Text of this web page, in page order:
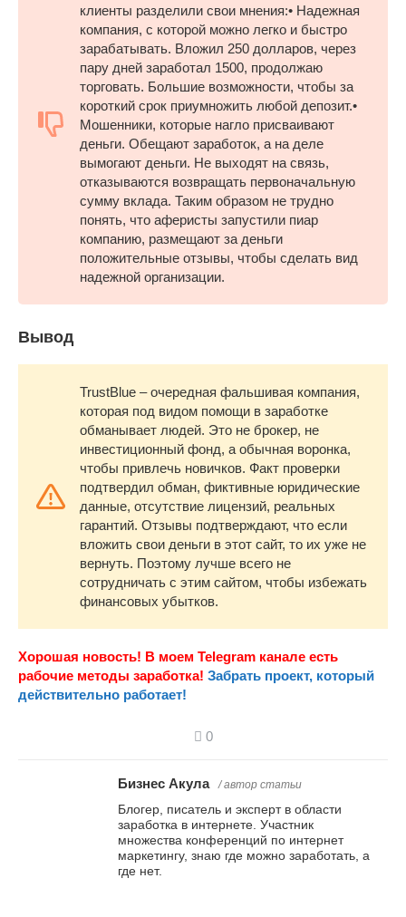
клиенты разделили свои мнения:• Надежная
компания, с которой можно легко и быстро
зарабатывать. Вложил 250 долларов, через
пару дней заработал 1500, продолжаю
торговать. Большие возможности, чтобы за
короткий срок приумножить любой депозит.•
Мошенники, которые нагло присваивают
деньги. Обещают заработок, а на деле
вымогают деньги. Не выходят на связь,
отказываются возвращать первоначальную
сумму вклада. Таким образом не трудно
понять, что аферисты запустили пиар
компанию, размещают за деньги
положительные отзывы, чтобы сделать вид
надежной организации.
Вывод
TrustBlue – очередная фальшивая компания,
которая под видом помощи в заработке
обманывает людей. Это не брокер, не
инвестиционный фонд, а обычная воронка,
чтобы привлечь новичков. Факт проверки
подтвердил обман, фиктивные юридические
данные, отсутствие лицензий, реальных
гарантий. Отзывы подтверждают, что если
вложить свои деньги в этот сайт, то их уже не
вернуть. Поэтому лучше всего не
сотрудничать с этим сайтом, чтобы избежать
финансовых убытков.
Хорошая новость! В моем Telegram канале есть
рабочие методы заработка! Забрать проект, который
действительно работает!
0
Бизнес Акула / автор статьи
Блогер, писатель и эксперт в области
заработка в интернете. Участник
множества конференций по интернет
маркетингу, знаю где можно заработать, а
где нет.